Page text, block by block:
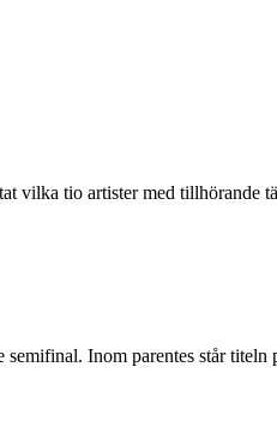
vilka tio artister med tillhörande
semifinal. Inom parentes står